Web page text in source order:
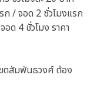
ก / จอด 2 ชั่วโมงแรก
ด 4 ชั่วโมง ราคา
ขตสัมพันธวงศ์ ต้อง